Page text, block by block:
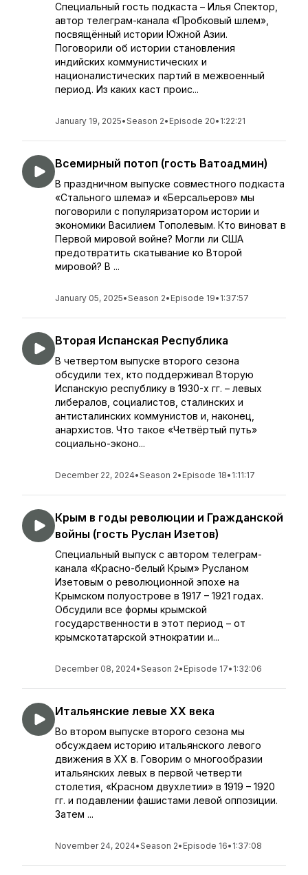
Специальный гость подкаста – Илья Спектор,
автор телеграм-канала «Пробковый шлем»,
посвящённый истории Южной Азии.
Поговорили об истории становления
индийских коммунистических и
националистических партий в межвоенный
период. Из каких каст проис...
January 19, 2025•Season 2• Episode 20• 1:22:21
Всемирный потоп (гость Ватоадмин)
В праздничном выпуске совместного подкаста
«Стального шлема» и «Берсальеров» мы
поговорили с популяризатором истории и
экономики Василием Тополевым. Кто виноват в
Первой мировой войне? Могли ли США
предотвратить скатывание ко Второй
мировой? В ...
January 05, 2025•Season 2• Episode 19• 1:37:57
Вторая Испанская Республика
В четвертом выпуске второго сезона
обсудили тех, кто поддерживал Вторую
Испанскую республику в 1930-х гг. – левых
либералов, социалистов, сталинских и
антисталинских коммунистов и, наконец,
анархистов. Что такое «Четвёртый путь»
социально-эконо...
December 22, 2024•Season 2• Episode 18• 1:11:17
Крым в годы революции и Гражданской
войны (гость Руслан Изетов)
Специальный выпуск с автором телеграм-
канала «Красно-белый Крым» Русланом
Изетовым о революционной эпохе на
Крымском полуострове в 1917 – 1921 годах.
Обсудили все формы крымской
государственности в этот период – от
крымскотатарской этнократии и...
December 08, 2024•Season 2• Episode 17• 1:32:06
Итальянские левые XX века
Во втором выпуске второго сезона мы
обсуждаем историю итальянского левого
движения в XX в. Говорим о многообразии
итальянских левых в первой четверти
столетия, «Красном двухлетии» в 1919 – 1920
гг. и подавлении фашистами левой оппозиции.
Затем ...
November 24, 2024•Season 2• Episode 16• 1:37:08